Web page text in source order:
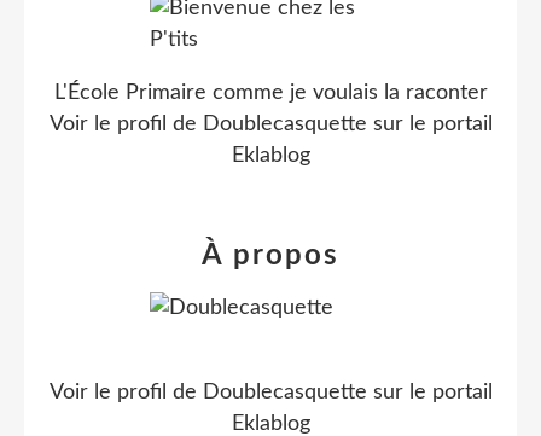
L'École Primaire comme je voulais la raconter
Voir le profil de Doublecasquette sur le portail
Eklablog
À propos
Voir le profil de Doublecasquette sur le portail
Eklablog